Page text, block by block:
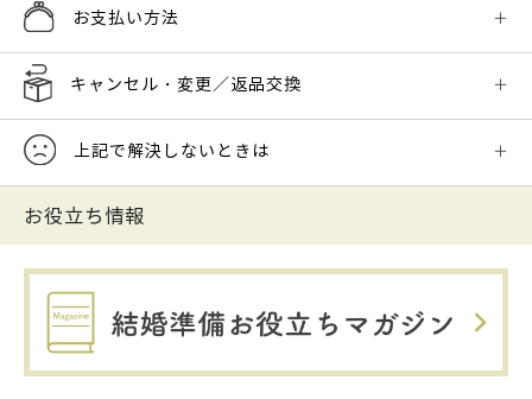
お支払い方法
キャンセル・変更／返品交換
上記で解決しないときは
お役立ち情報